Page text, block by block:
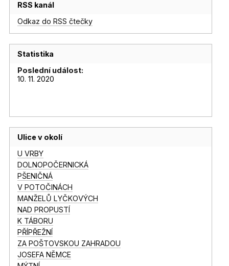
RSS kanál
Odkaz do RSS čtečky
Statistika
Poslední událost:
10. 11. 2020
Ulice v okolí
U VRBY
DOLNOPOČERNICKÁ
PŠENIČNÁ
V POTOČINÁCH
MANŽELŮ LYČKOVÝCH
NAD PROPUSTÍ
K TÁBORU
PŘÍPŘEŽNÍ
ZA POŠTOVSKOU ZAHRADOU
JOSEFA NĚMCE